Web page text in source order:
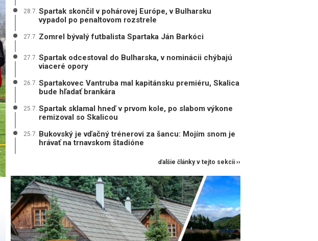
28.7. Spartak skončil v pohárovej Európe, v Bulharsku
vypadol po penaltovom rozstrele
27.7. Zomrel bývalý futbalista Spartaka Ján Barkóci
27.7. Spartak odcestoval do Bulharska, v nominácii chýbajú
viaceré opory
26.7. Spartakovec Vantruba mal kapitánsku premiéru, Skalica
bude hľadať brankára
25.7. Spartak sklamal hneď v prvom kole, po slabom výkone
remizoval so Skalicou
25.7. Bukovský je vďačný trénerovi za šancu: Mojím snom je
hrávať na trnavskom štadióne
ďalšie články v tejto sekcii ››